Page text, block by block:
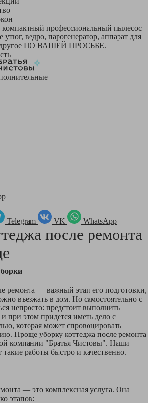
профессиональный пылесос
ведро, парогенератор, аппарат для
другое ПО ВАШЕЙ ПРОСЬБЕ.
Telegram VK WhatsApp
после ремонта
ремонта — важный этап его подготовки,
въезжать в дом. Но самостоятельно с
непросто: предстоит выполнить
при этом придется иметь дело с
которая может спровоцировать
Проще уборку коттеджа после ремонта
компании "Братья Чистовы". Наши
работы быстро и качественно.
— это комплексная услуга. Она
этапов: